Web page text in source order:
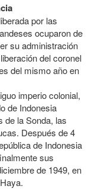
por las
ocuparon de
su administración
del coronel
del mismo año en
imperio colonial,
de Indonesia
de la Sonda, las
Después de 4
de Indonesia
sus
de 1949, en